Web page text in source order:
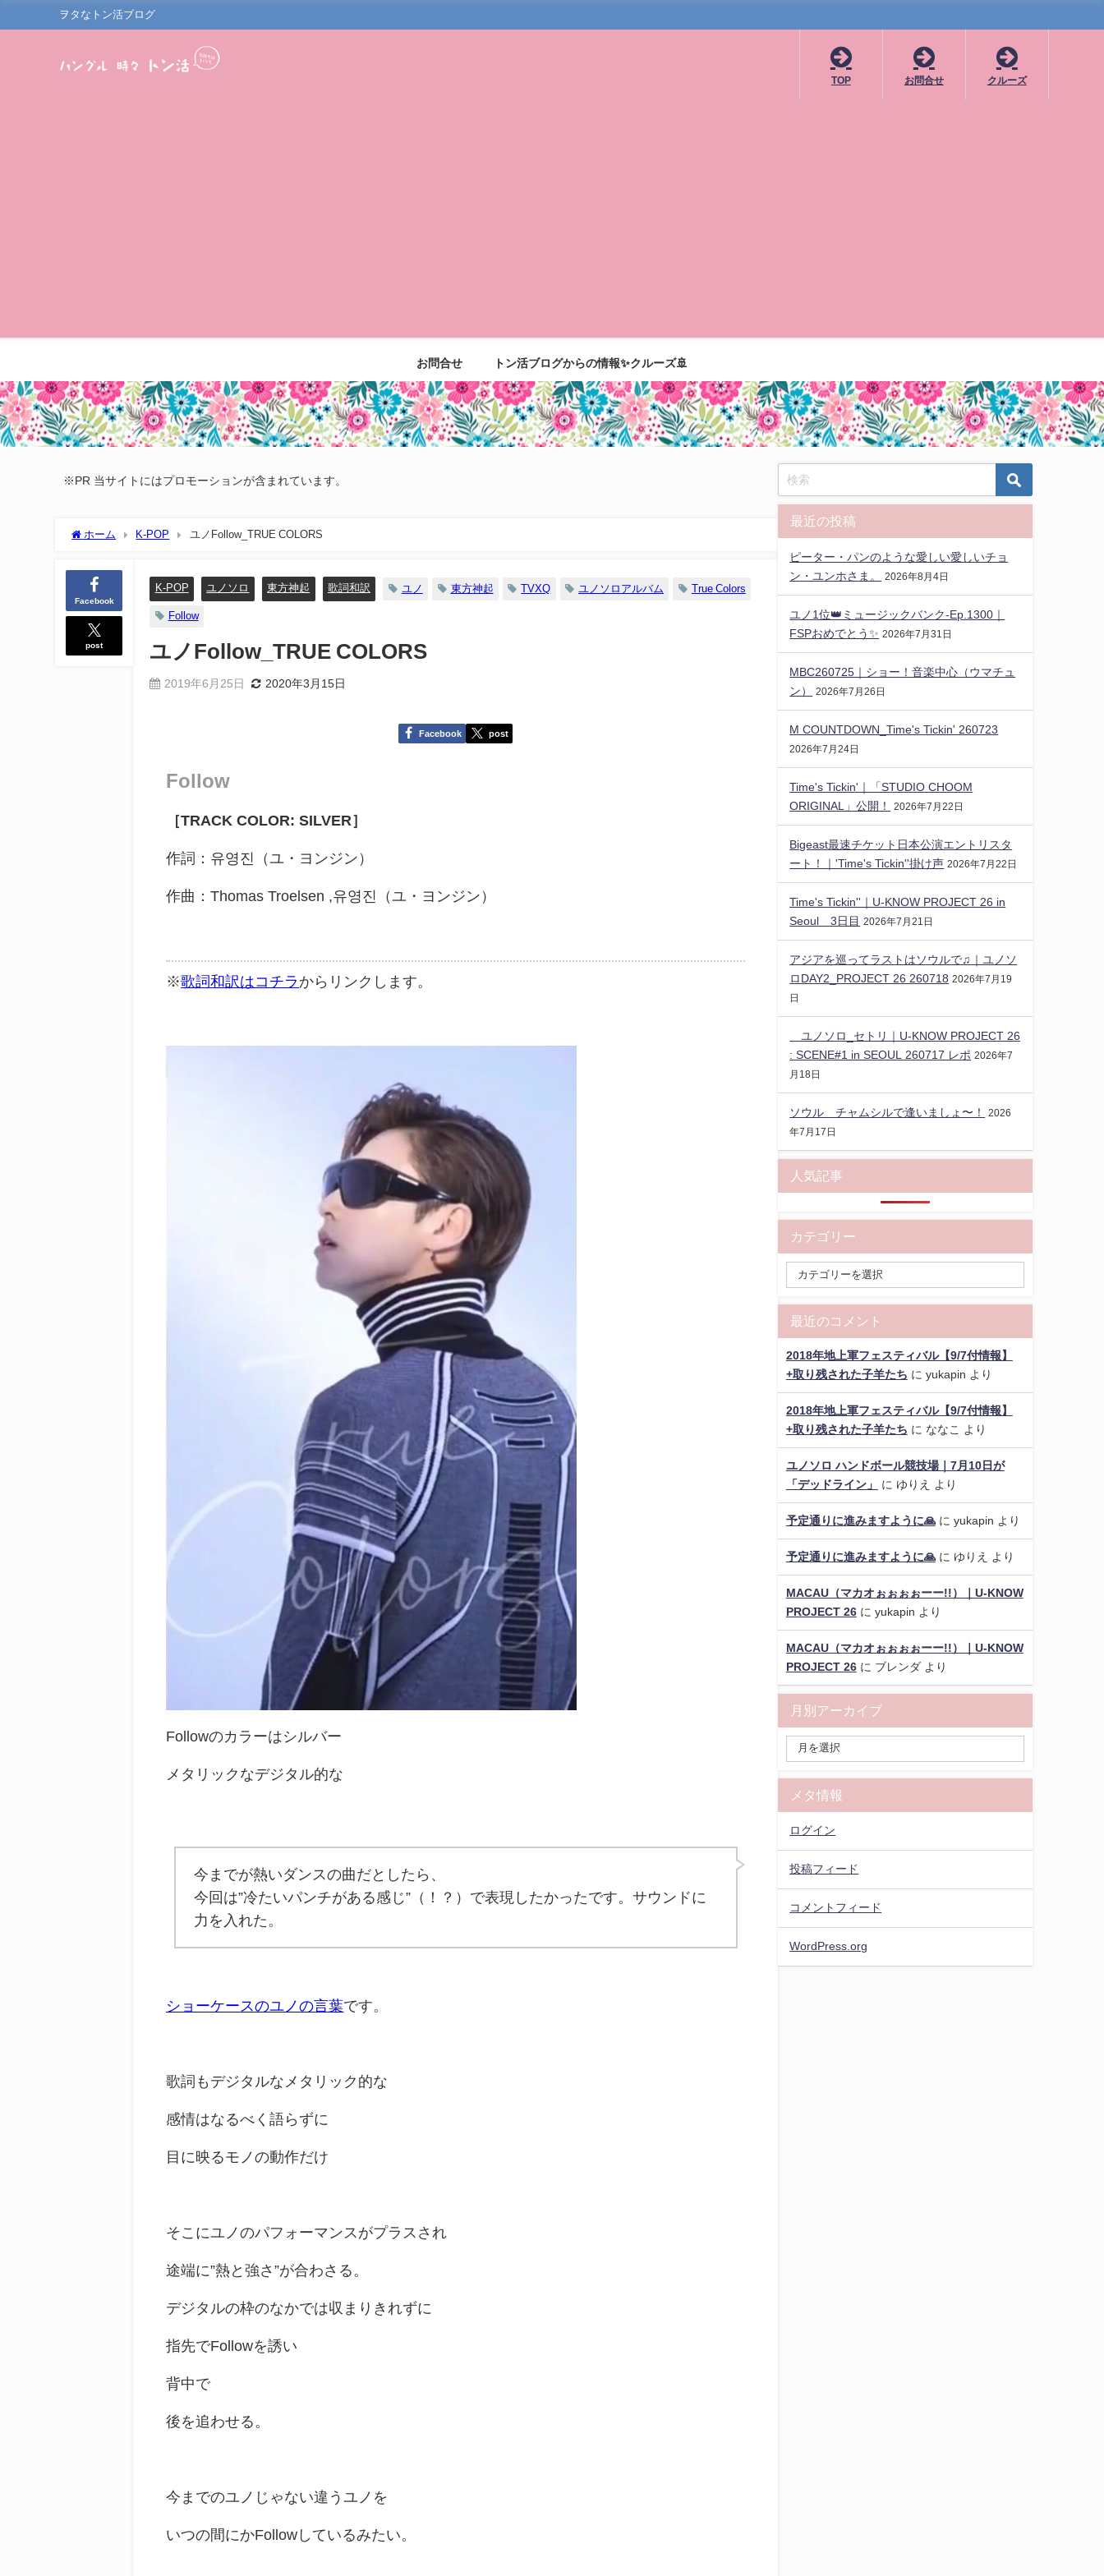
ヲタなトン活ブログ
TOP お問合せ クルーズ
お問合せ トン活ブログからの情報✨クルーズ🚢
※PR 当サイトにはプロモーションが含まれています。
ホーム K-POP ユノFollow_TRUE COLORS
Facebook
post
K-POP ユノソロ 東方神起 歌詞和訳 ユノ 東方神起 TVXQ ユノソロアルバム True Colors
Follow
ユノFollow_TRUE COLORS
2019年6月25日 2020年3月15日
Facebook post
Follow
［TRACK COLOR: SILVER］
作詞： 유영진（ユ・ヨンジン）
作曲：Thomas Troelsen ,유영진（ユ・ヨンジン）
※歌詞和訳はコチラ からリンクします。
Followのカラーはシルバー
メタリックなデジタル的な
今までが熱いダンスの曲だとしたら、
今回は”冷たいパンチがある感じ”（！？）で表現したかったです。サウンドに
力を入れた。
ショーケースのユノの言葉です。
歌詞もデジタルなメタリック的な
感情はなるべく語らずに
目に映るモノの動作だけ
そこにユノのパフォーマンスがプラスされ
途端に”熱と強さ”が合わさる。
デジタルの枠のなかでは収まりきれずに
指先でFollowを誘い
背中で
後を追わせる。
今までのユノじゃない違うユノを
いつの間にかFollowしているみたい。
最近の投稿
ピーター・パンのような愛しい愛しいチョ
ン・ユンホさま。
2026年8月4日
ユノ1位👑ミュージックバンク-Ep.1300｜
FSPおめでとう✨️ 2026年7月31日
MBC260725｜ショー！音楽中心（ウマチュ
ン）
2026年7月26日
M COUNTDOWN_Time's Tickin' 260723
2026年7月24日
Time's Tickin'｜「STUDIO CHOOM
ORIGINAL」公開！
2026年7月22日
Bigeast最速チケット日本公演エントリスタ
ート！｜'Time's Tickin''掛け声 2026年7月22日
Time's Tickin''｜U-KNOW PROJECT 26 in
Seoul 3日目 2026年7月21日
アジアを巡ってラストはソウルで♫｜ユノソ
ロDAY2_PROJECT 26 260718 2026年7月19
日
ユノソロ_セトリ｜U-KNOW PROJECT 26
: SCENE#1 in SEOUL 260717 レポ 2026年7
月18日
ソウル チャムシルで逢いましょ〜！
2026
年7月17日
人気記事
カテゴリー
最近のコメント
2018年地上軍フェスティバル【9/7付情報】
+取り残された子羊たち に yukapin より
2018年地上軍フェスティバル【9/7付情報】
+取り残された子羊たち に ななこ より
ユノソロ ハンドボール競技場｜7月10日が
「デッドライン」
に ゆりえ より
予定通りに進みますように🙏に yukapin より
予定通りに進みますように🙏に ゆりえ より
MACAU（マカオぉぉぉぉーー!!）｜U-KNOW
PROJECT 26に yukapin より
MACAU（マカオぉぉぉぉーー!!）｜U-KNOW
PROJECT 26に ブレンダより
月別アーカイブ
メタ情報
ログイン
投稿フィード
コメントフィード
WordPress.org